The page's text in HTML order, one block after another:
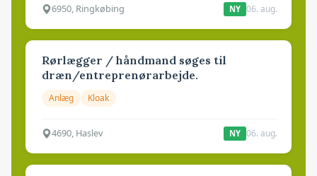
6950, Ringkøbing NY 06. aug.
Rørlægger / håndmand søges til
dræn/entreprenørarbejde.
Anlæg Kloak
4690, Haslev NY 06. aug.